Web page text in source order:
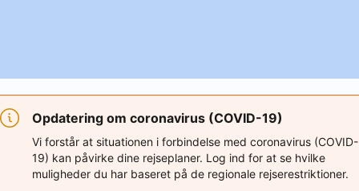
Opdatering om coronavirus (COVID-19)
Vi forstår at situationen i forbindelse med coronavirus (COVID-
19) kan påvirke dine rejseplaner. Log ind for at se hvilke
muligheder du har baseret på de regionale rejserestriktioner.